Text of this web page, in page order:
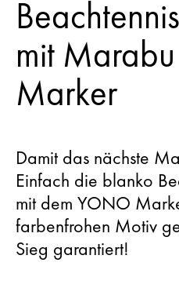
mit
Marker
Damit das nächste
Einfach die blanko
mit dem YONO
farbenfrohen Motiv
Sieg garantiert!